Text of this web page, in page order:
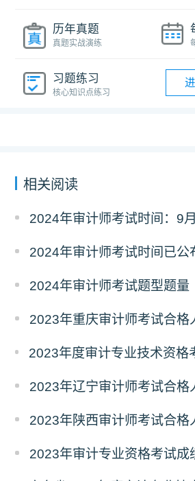
历年真题
真题实战演练
习题练习
核心知识点练习
相关阅读
2024年审计师考试时间：9
2024年审计师考试时间已公
2024年审计师考试题型题量
2023年重庆审计师考试合格
2023年辽宁审计师考试合格
2023年陕西审计师考试合格
2023年审计专业资格考试成